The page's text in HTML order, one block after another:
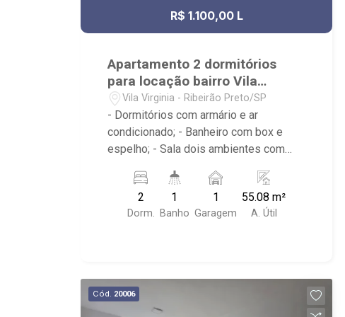
R$ 1.100,00 L
Apartamento 2 dormitórios
para locação bairro Vila
Virgínia
Vila Virginia - Ribeirão Preto/SP
- Dormitórios com armário e ar
condicionado; - Banheiro com box e
espelho; - Sala dois ambientes com
Cozinha tradicional com armário; - Área
de serviço; - Iluminação; - Condomínio
com portaria 24hr, Salão de festas,
Academia & estúdio de Personal Ecos
Fitness Coach Bim e Avenida
2
Dorm.
1
Banho
1
Garagem
55.08 m²
A. Útil
Cód. 20006